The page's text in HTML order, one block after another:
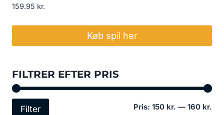
159.95 kr.
Køb spil her
FILTRER EFTER PRIS
Filter Pris: 150 kr. — 160 kr.